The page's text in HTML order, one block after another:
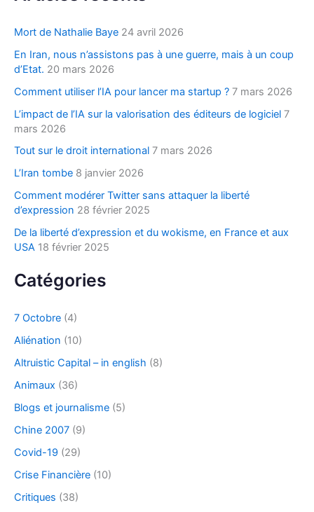
h
c
h
r
:
Mort de Nathalie Baye 24 avril 2026
En Iran, nous n’assistons pas à une guerre, mais à un coup
d’Etat. 20 mars 2026
Comment utiliser l’IA pour lancer ma startup ? 7 mars 2026
L’impact de l’IA sur la valorisation des éditeurs de logiciel 7
mars 2026
Tout sur le droit international 7 mars 2026
L’Iran tombe 8 janvier 2026
Comment modérer Twitter sans attaquer la liberté
d’expression 28 février 2025
De la liberté d’expression et du wokisme, en France et aux
USA 18 février 2025
Catégories
7 Octobre (4)
Aliénation (10)
Altruistic Capital – in english (8)
Animaux (36)
Blogs et journalisme (5)
Chine 2007 (9)
Covid-19 (29)
Crise Financière (10)
Critiques (38)